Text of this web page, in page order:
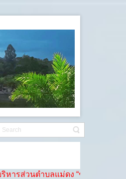
ง “ชุมชนดี ชีวีเป็นสุข เศรษฐกิจเ